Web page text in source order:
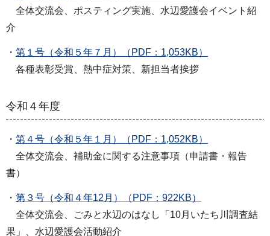
全体交流会、ポスティング実施、水辺愛護会イベント紹
介
・ 第１号（令和５年７月）（PDF：1,053KB）
各種表彰受賞、熱中症対策、新担当者挨拶
令和４年度
・ 第４号（令和５年１月）（PDF：1,052KB）
全体交流会、補助金に関する注意事項（申請書・報告
書）
・ 第３号（令和４年12月）（PDF：922KB）
全体交流会、ごみと水辺のはなし「10月いたち川調査結
果」、水辺愛護会活動紹介